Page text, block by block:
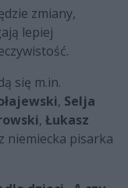
zmiany,
lepiej
się m.in.
, Selja
, Łukasz
niemiecka pisarka